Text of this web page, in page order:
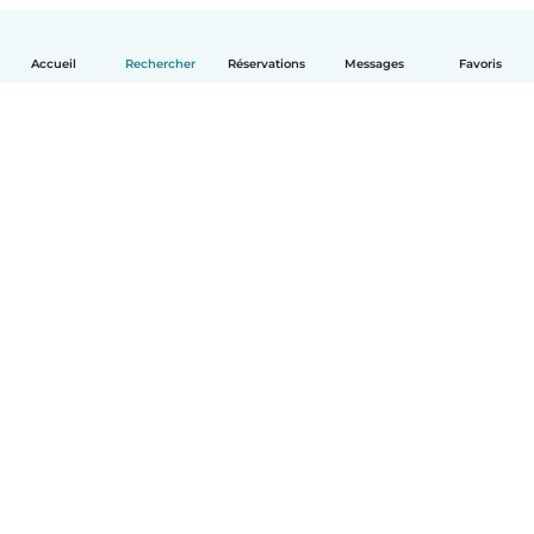
Accueil Rechercher Réservations Messages Favoris